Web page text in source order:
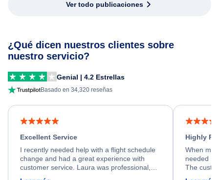
Ver todo publicaciones
¿Qué dicen nuestros clientes sobre
nuestro servicio?
Genial | 4.2 Estrellas
Basado en 34,320 reseñas
Excellent Service
I recently needed help with a flight schedule
change and had a great experience with
customer service. Laura was professional,
Highly
When my
needed
The